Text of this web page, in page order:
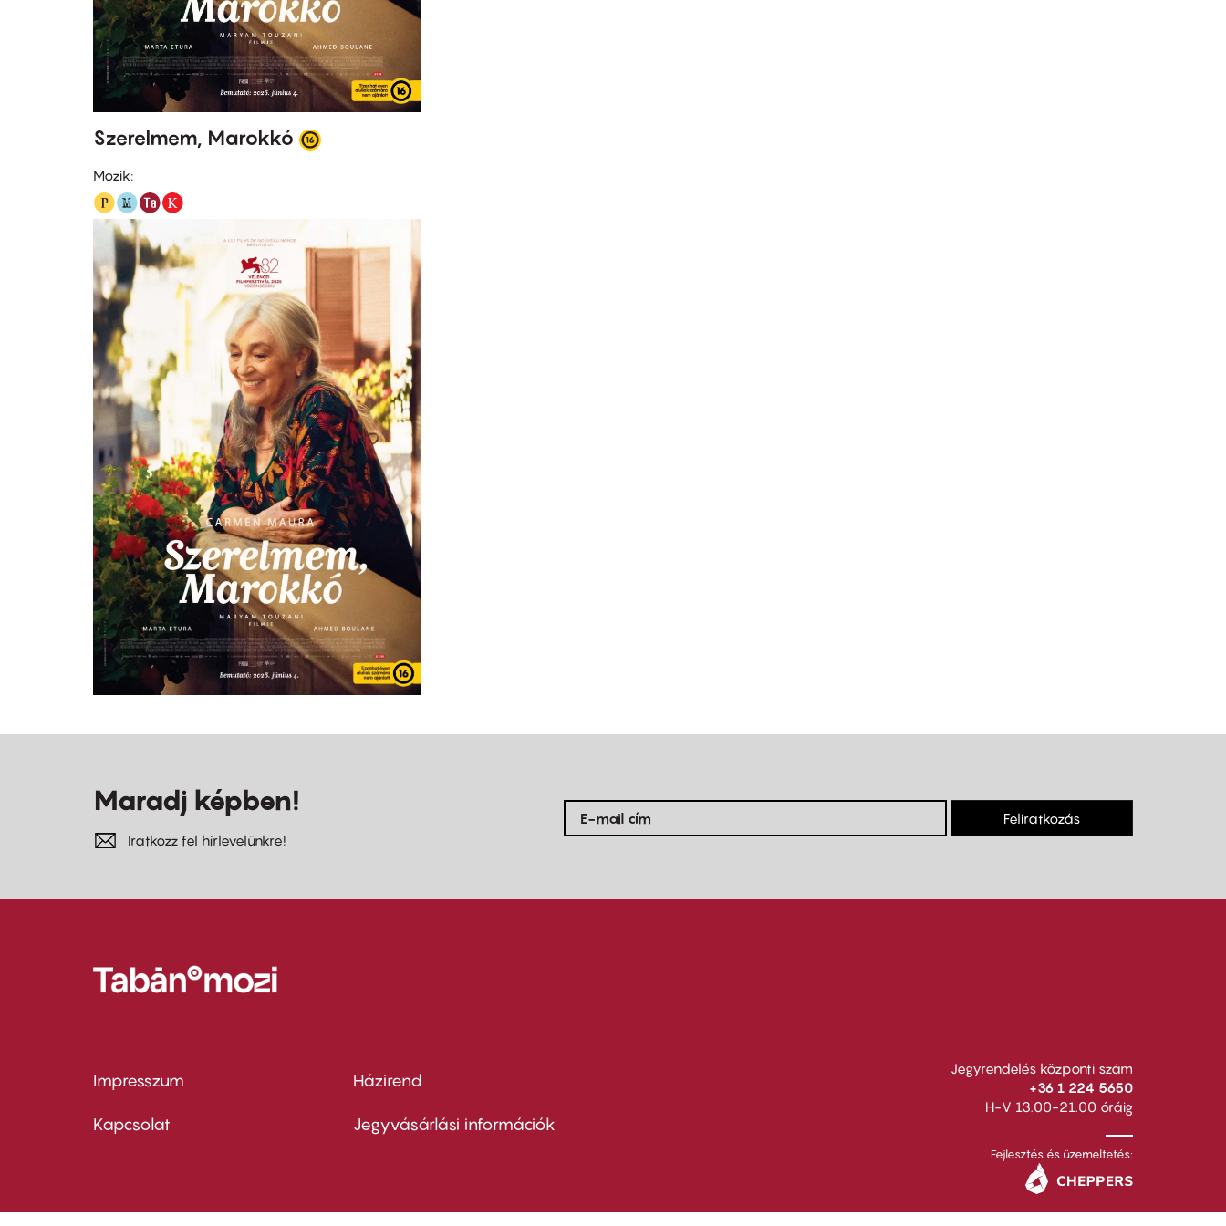
Szerelmem, Marokkó
Mozik:
Maradj képben!
Iratkozz fel hírlevelünkre!
Feliratkozás
Footer
menu
Impresszum
Kapcsolat
Footer
menu
Házirend
Jegyvásárlási információk
Jegyrendelés központi szám
+36 1 224 5650
H-V 13.00-21.00 óráig
Fejlesztés és üzemeltetés: